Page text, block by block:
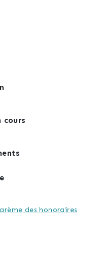
cours
des honoraires